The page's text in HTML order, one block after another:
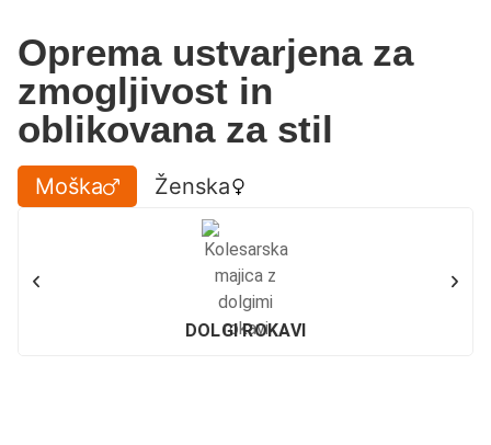
Oprema ustvarjena za
zmogljivost in
oblikovana za stil
Moška Ženska
DOLGI ROKAVI